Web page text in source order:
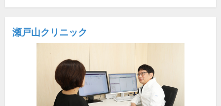
瀬戸山クリニック